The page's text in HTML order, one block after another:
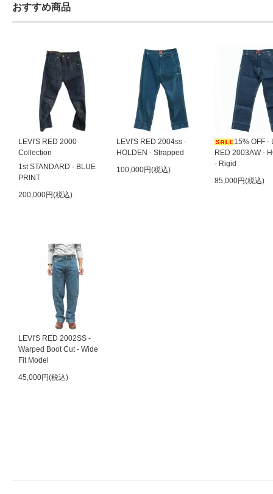
おすすめ商品
LEVI'S RED 2000
Collection
1st STANDARD - BLUE
PRINT
200,000円(税込)
LEVI'S RED 2004ss -
HOLDEN - Strapped
100,000円(税込)
15% OFF -
RED 2003AW -
- Rigid
85,000円(税込)
LEVI'S RED 2002SS -
Warped Boot Cut - Wide
Fit Model
45,000円(税込)